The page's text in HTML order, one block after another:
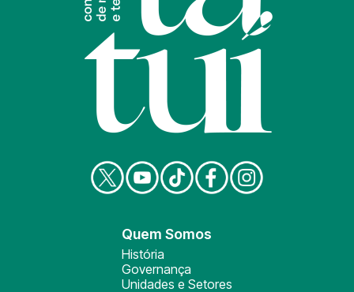
Quem Somos
História
Governança
Unidades e Setores